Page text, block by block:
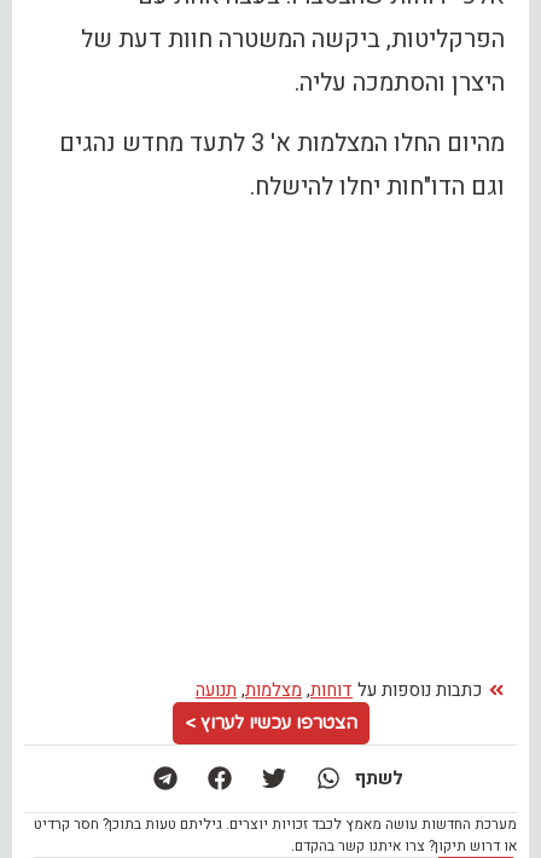
הפרקליטות, ביקשה המשטרה חוות דעת של
היצרן והסתמכה עליה.
מהיום החלו המצלמות א' 3 לתעד מחדש נהגים
וגם הדו"חות יחלו להישלח.
כתבות נוספות על דוחות, מצלמות, תנועה
הצטרפו עכשיו לערוץ >
לשתף
מערכת החדשות עושה מאמץ לכבד זכויות יוצרים. גיליתם טעות בתוכן? חסר קרדיט
או דרוש תיקון? צרו איתנו קשר בהקדם.